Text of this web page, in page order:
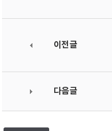
이전글
다음글